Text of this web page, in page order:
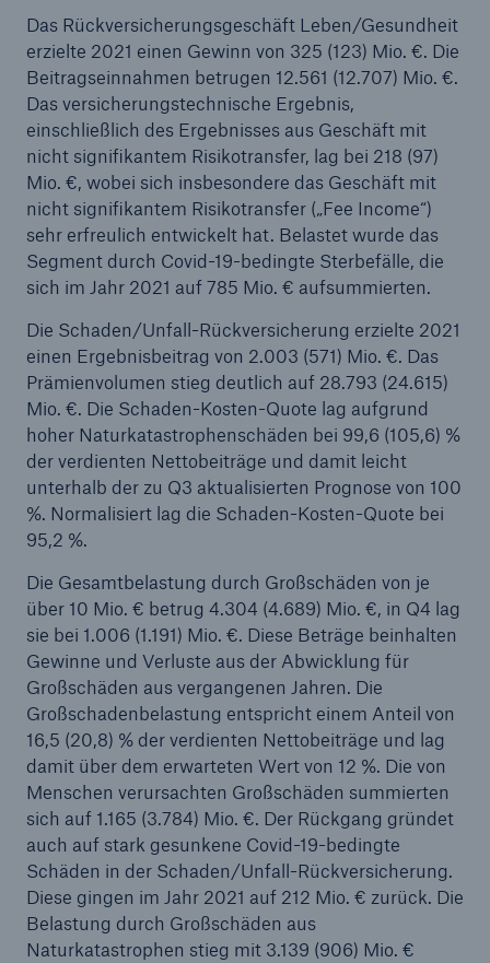
Das Rückversicherungsgeschäft Leben/Gesundheit
erzielte 2021 einen Gewinn von 325 (123) Mio. €. Die
Beitragseinnahmen betrugen 12.561 (12.707) Mio. €.
Das versicherungstechnische Ergebnis,
einschließlich des Ergebnisses aus Geschäft mit
nicht signifikantem Risikotransfer, lag bei 218 (97)
Mio. €, wobei sich insbesondere das Geschäft mit
nicht signifikantem Risikotransfer („Fee Income“)
sehr erfreulich entwickelt hat. Belastet wurde das
Segment durch Covid-19-bedingte Sterbefälle, die
sich im Jahr 2021 auf 785 Mio. € aufsummierten.
Die Schaden/Unfall-Rückversicherung erzielte 2021
einen Ergebnisbeitrag von 2.003 (571) Mio. €. Das
Prämienvolumen stieg deutlich auf 28.793 (24.615)
Mio. €. Die Schaden-Kosten-Quote lag aufgrund
hoher Naturkatastrophenschäden bei 99,6 (105,6) %
der verdienten Nettobeiträge und damit leicht
unterhalb der zu Q3 aktualisierten Prognose von 100
%. Normalisiert lag die Schaden-Kosten-Quote bei
95,2 %.
Die Gesamtbelastung durch Großschäden von je
über 10 Mio. € betrug 4.304 (4.689) Mio. €, in Q4 lag
sie bei 1.006 (1.191) Mio. €. Diese Beträge beinhalten
Gewinne und Verluste aus der Abwicklung für
Großschäden aus vergangenen Jahren. Die
Großschadenbelastung entspricht einem Anteil von
16,5 (20,8) % der verdienten Nettobeiträge und lag
damit über dem erwarteten Wert von 12 %. Die von
Menschen verursachten Großschäden summierten
sich auf 1.165 (3.784) Mio. €. Der Rückgang gründet
auch auf stark gesunkene Covid-19-bedingte
Schäden in der Schaden/Unfall-Rückversicherung.
Diese gingen im Jahr 2021 auf 212 Mio. € zurück. Die
Belastung durch Großschäden aus
Naturkatastrophen stieg mit 3.139 (906) Mio. €
Unternehmensnachrichten
Medieninformationen
2022
Seite öffnen
Munich Re bestätigt Jahresziel; solider
Quartalsgewinn
Munich Re verkündet Gewinnziel von 4,0 Mrd. €
Munich Re erzielt Quartalsergebnis von ca. 0,5
Mrd. € – Jahresprognose bestätigt
Wechsel im Vorstand von Munich Re
Extreme Inflation und Naturkatastrophen
erfordern diszipliniertes Risikomanagement
Munich Re mit solidem Quartalsergebnis in Q2
Corporate Venture TreeTrust vermittelt
hochwertige Aufforstungsprojekte zur CO2-
Kompensation
Makroökonomische Turbulenzen fordern
Versicherungsmärkte
Naturkatastrophen im 1. Halbjahr 2022
Corporate Venture TreeTrust vermittelt
hochwertige Aufforstungsprojekte zur CO2-
Kompensation
Dritter Green Bond von Munich Re zielt auf US-
Markt